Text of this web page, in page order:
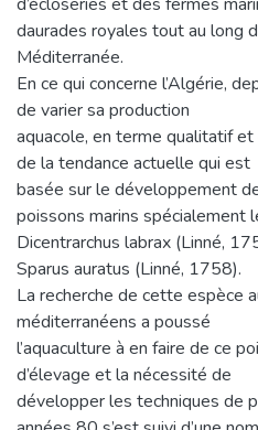
daurades royales tout au long
Méditerranée.
En ce qui concerne l’Algérie,
de varier sa production
aquacole, en terme qualitatif
de la tendance actuelle qui est
basée sur le développement
poissons marins spécialement
Dicentrarchus labrax (Linné,
Sparus auratus (Linné, 1758).
La recherche de cette espèce
méditerranéens a poussé
l’aquaculture à en faire de ce
d’élevage et la nécessité de
développer les techniques de